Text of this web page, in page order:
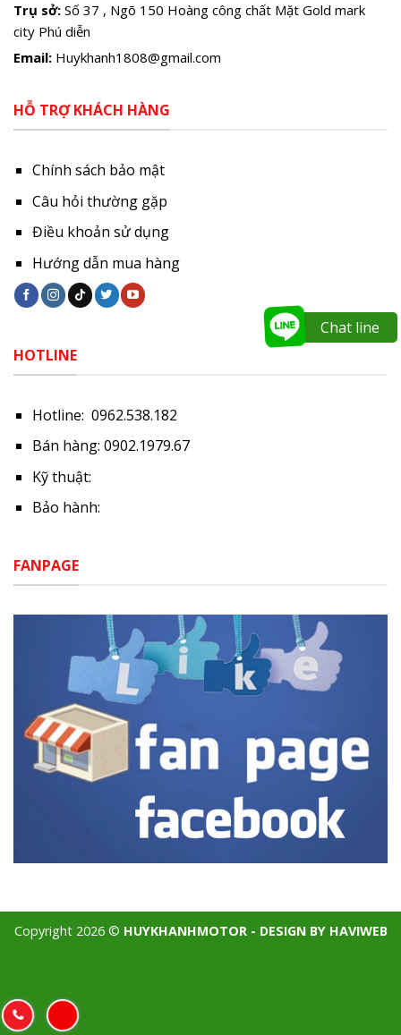
Trụ sở: Số 37 , Ngõ 150 Hoàng công chất Mặt Gold mark
city Phú diễn
Email: Huykhanh1808@gmail.com
HỖ TRỢ KHÁCH HÀNG
Chính sách bảo mật
Câu hỏi thường gặp
Điều khoản sử dụng
Hướng dẫn mua hàng
HOTLINE
Hotline: 0962.538.182
Bán hàng: 0902.1979.67
Kỹ thuật:
Bảo hành:
FANPAGE
Copyright 2026 © HUYKHANHMOTOR - DESIGN BY HAVIWEB
Chat line